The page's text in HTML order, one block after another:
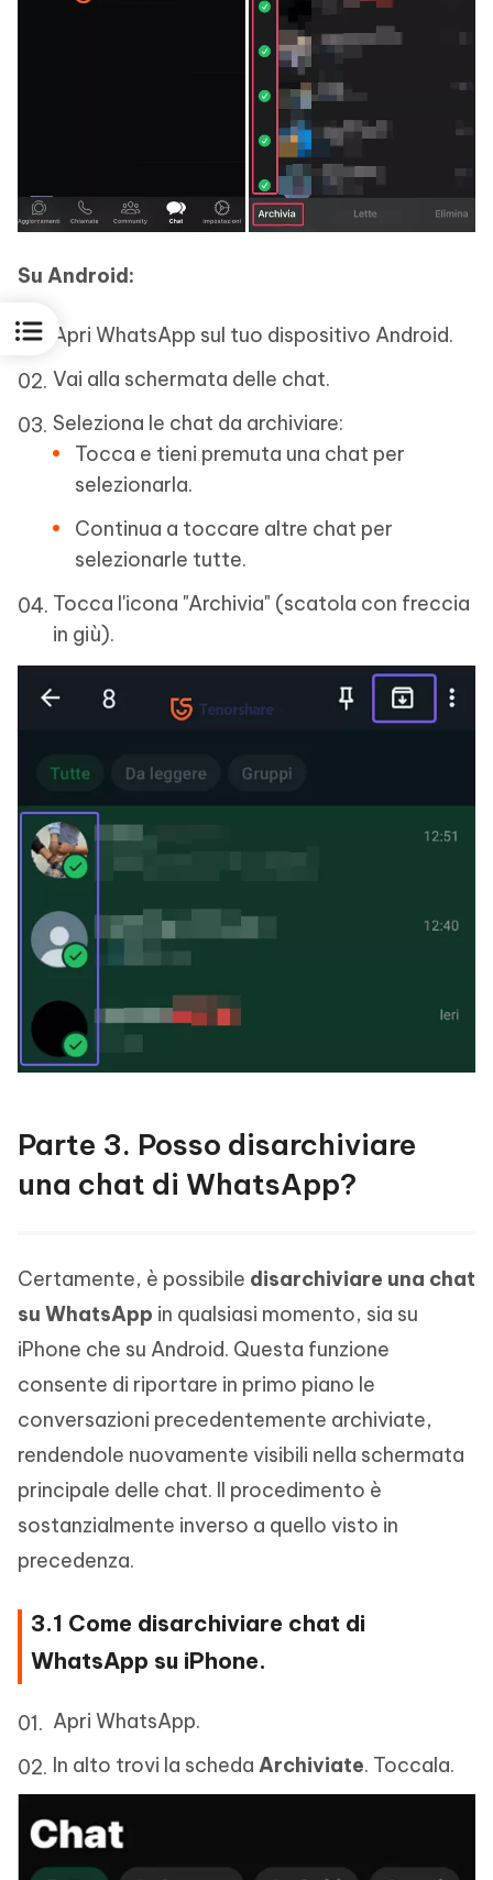
Su Android:
Apri WhatsApp sul tuo dispositivo Android.
Vai alla schermata delle chat.
Seleziona le chat da archiviare:
Tocca e tieni premuta una chat per
selezionarla.
Continua a toccare altre chat per
selezionarle tutte.
Tocca l'icona "Archivia" (scatola con freccia
in giù).
Parte 3. Posso disarchiviare
una chat di WhatsApp?
Certamente, è possibile disarchiviare una chat
su WhatsApp in qualsiasi momento, sia su
iPhone che su Android. Questa funzione
consente di riportare in primo piano le
conversazioni precedentemente archiviate,
rendendole nuovamente visibili nella schermata
principale delle chat. Il procedimento è
sostanzialmente inverso a quello visto in
precedenza.
3.1 Come disarchiviare chat di
WhatsApp su iPhone.
Apri WhatsApp.
In alto trovi la scheda Archiviate. Toccala.